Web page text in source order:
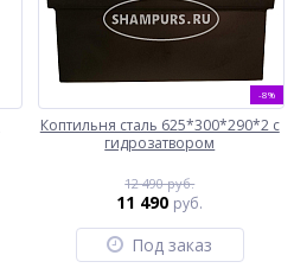
-8%
Коптильня сталь 625*300*290*2 с
гидрозатвором
12 490 руб.
11 490 руб.
Под заказ